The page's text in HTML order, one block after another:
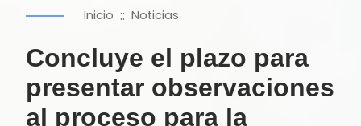
Inicio :: Noticias
Concluye el plazo para
presentar observaciones
al proceso para la